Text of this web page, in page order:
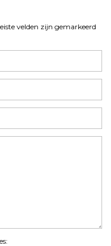
velden zijn gemarkeerd